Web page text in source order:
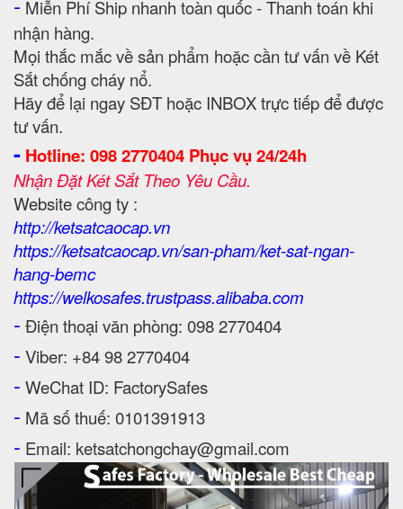
Miễn Phí Ship nhanh toàn quốc - Thanh toán khi
nhận hàng.
Mọi thắc mắc về sản phẩm hoặc cần tư vấn về Két
Sắt chống cháy nổ.
Hãy để lại ngay SĐT hoặc INBOX trực tiếp để được
tư vấn.
- Hotline: 098 2770404 Phục vụ 24/24h
Nhận Đặt Két Sắt Theo Yêu Cầu.
Website công ty :
http://ketsatcaocap.vn
https://ketsatcaocap.vn/san-pham/ket-sat-ngan-
hang-bemc
https://welkosafes.trustpass.alibaba.com
- Điện thoại văn phòng: 098 2770404
- Viber: +84 98 2770404
- WeChat ID: FactorySafes
- Mã số thuế: 0101391913
- Email: ketsatchongchay@gmail.com